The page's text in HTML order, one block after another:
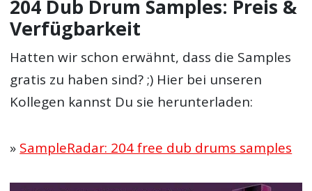
204 Dub Drum Samples: Preis &
Verfügbarkeit
Hatten wir schon erwähnt, dass die Samples
gratis zu haben sind? ;) Hier bei unseren
Kollegen kannst Du sie herunterladen:
» SampleRadar: 204 free dub drums samples